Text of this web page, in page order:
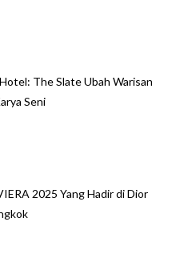
The Slate Ubah Warisan
Seni
2025 Yang Hadir di Dior